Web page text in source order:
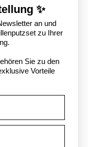
✨
an und
zu Ihrer
Sie zu den
Vorteile